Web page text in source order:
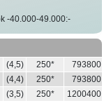
-40.000-49.000:-
(4,5) 250*
793800
(4,4) 250*
793800
(3,5) 250*
1200400